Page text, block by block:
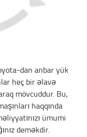
dan anbar yük
heç bir əlavə
mövcuddur. Bu,
haqqında
ümumi
deməkdir.